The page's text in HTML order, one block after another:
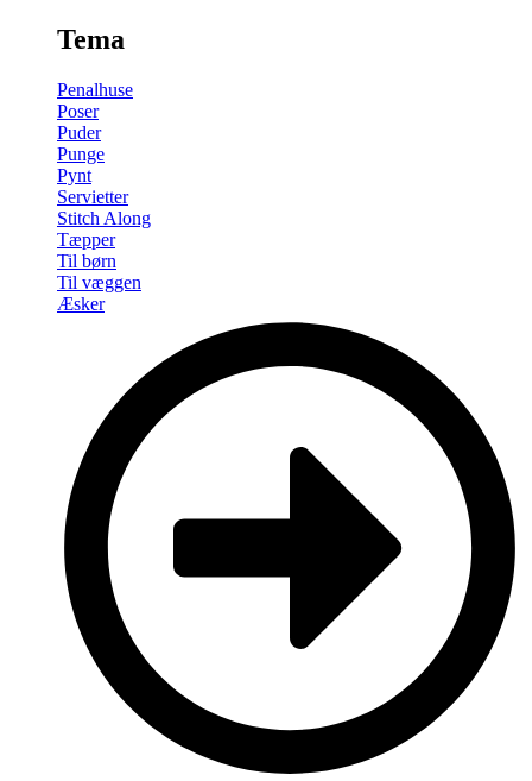
Tema
Penalhuse
Poser
Puder
Punge
Pynt
Servietter
Stitch Along
Tæpper
Til børn
Til væggen
Æsker